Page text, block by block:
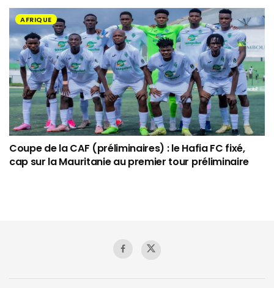
AFRIQUE
Coupe de la CAF (préliminaires) : le Hafia FC fixé,
cap sur la Mauritanie au premier tour préliminaire